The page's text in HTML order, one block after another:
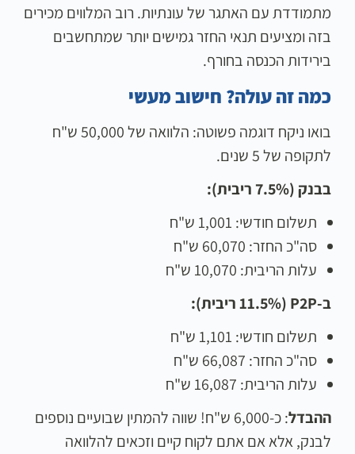
מתמודדת עם האתגר של עונתיות. רוב המלווים מכירים
בזה ומציעים תנאי החזר גמישים יותר שמתחשבים
בירידות הכנסה בחורף.
כמה זה עולה? חישוב מעשי
בואו ניקח דוגמה פשוטה: הלוואה של 50,000 ש"ח
לתקופה של 5 שנים.
בבנק (7.5% ריבית):
תשלום חודשי: 1,001 ש"ח
סה"כ החזר: 60,070 ש"ח
עלות הריבית: 10,070 ש"ח
ב-P2P (11.5% ריבית):
תשלום חודשי: 1,101 ש"ח
סה"כ החזר: 66,087 ש"ח
עלות הריבית: 16,087 ש"ח
ההבדל
: כ-6,000 ש"ח! שווה להמתין שבועיים נוספים
לבנק, אלא אם אתם לקוח קיים וזכאים להלוואה